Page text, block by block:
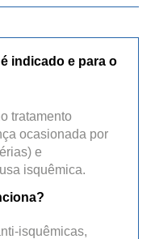
indicado e para o
tratamento
ocasionada por
e
isquêmica.
isquêmicas,